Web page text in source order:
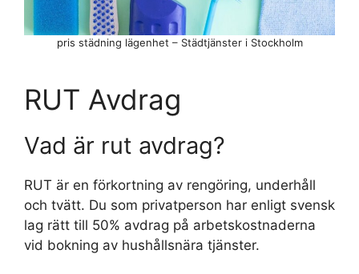
RUT Avdrag
Vad är rut avdrag?
RUT är en förkortning av rengöring, underhåll
och tvätt. Du som privatperson har enligt svensk
lag rätt till 50% avdrag på arbetskostnaderna
vid bokning av hushållsnära tjänster.
pris städning lägenhet – Städtjänster i Stockholm